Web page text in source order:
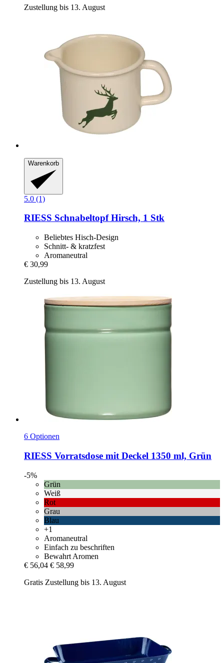
Zustellung bis 13. August
Warenkorb
5.0 (1)
RIESS Schnabeltopf Hirsch, 1 Stk
Beliebtes Hisch-Design
Schnitt- & kratzfest
Aromaneutral
€ 30,99
Zustellung bis 13. August
6 Optionen
RIESS Vorratsdose mit Deckel 1350 ml, Grün
-5%
Grün
Weiß
Rot
Grau
Blau
+1
Aromaneutral
Einfach zu beschriften
Bewahrt Aromen
€ 56,04 € 58,99
Gratis Zustellung bis 13. August